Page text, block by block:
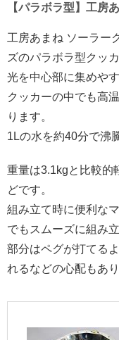
【パラボラ型】工房
工房あまね ソーラー
ズのパラボラ型クッ
光を中心部に集めや
クッカーの中でも高
ります。
1Lの水を約40分で沸
重量は3.1kgと比較的
どです。
組み立て時に便利な
でもスムーズに組み
部分はペグが打てる
れるなどの心配もあり